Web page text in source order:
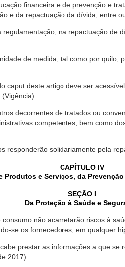
financeira e de prevenção e
e da repactuação da dívida,
regulamentação, na repactuação
de medida, tal como por
caput deste artigo deve ser
decorrentes de tratados ou
competentes, bem como
responderão solidariamente pela
CAPÍTULO IV
Produtos e Serviços, da
SEÇÃO I
Da Proteção à Saúde e
não acarretarão riscos à
se os fornecedores, em qualquer
prestar as informações a que
2017)